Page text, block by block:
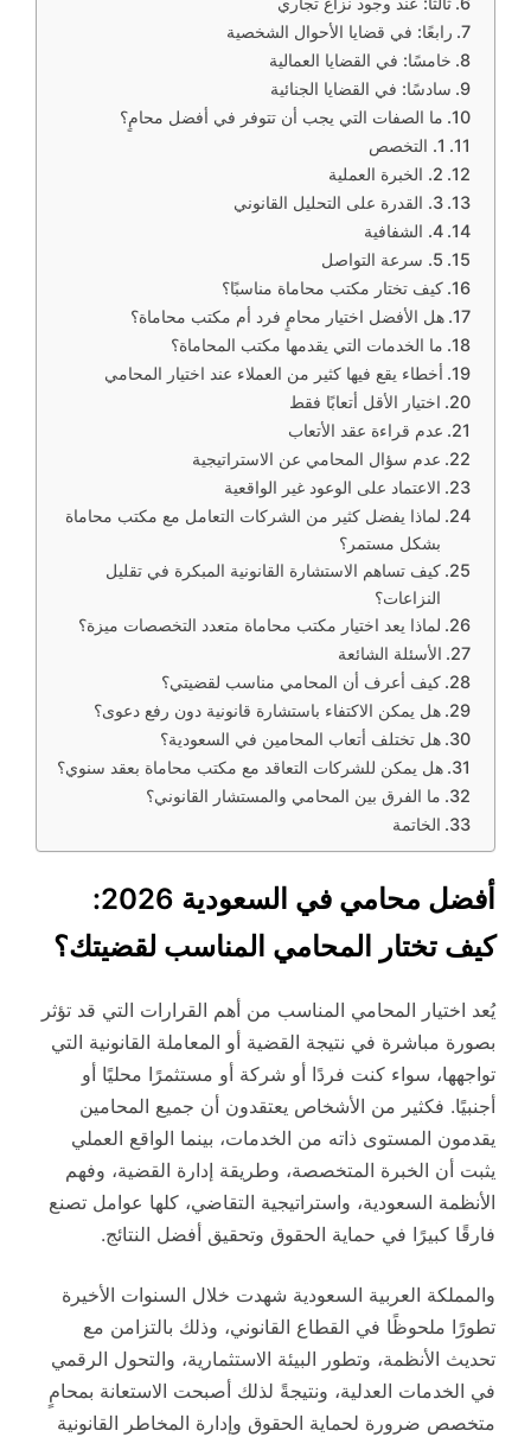
رابعًا: في قضايا الأحوال الشخصية
خامسًا: في القضايا العمالية
سادسًا: في القضايا الجنائية
ما الصفات التي يجب أن تتوفر في أفضل محامٍ؟
1. التخصص
2. الخبرة العملية
3. القدرة على التحليل القانوني
4. الشفافية
5. سرعة التواصل
كيف تختار مكتب محاماة مناسبًا؟
هل الأفضل اختيار محامٍ فرد أم مكتب محاماة؟
ما الخدمات التي يقدمها مكتب المحاماة؟
أخطاء يقع فيها كثير من العملاء عند اختيار المحامي
اختيار الأقل أتعابًا فقط
عدم قراءة عقد الأتعاب
عدم سؤال المحامي عن الاستراتيجية
الاعتماد على الوعود غير الواقعية
لماذا يفضل كثير من الشركات التعامل مع مكتب محاماة
بشكل مستمر؟
كيف تساهم الاستشارة القانونية المبكرة في تقليل
النزاعات؟
لماذا يعد اختيار مكتب محاماة متعدد التخصصات ميزة؟
الأسئلة الشائعة
كيف أعرف أن المحامي مناسب لقضيتي؟
هل يمكن الاكتفاء باستشارة قانونية دون رفع دعوى؟
هل تختلف أتعاب المحامين في السعودية؟
هل يمكن للشركات التعاقد مع مكتب محاماة بعقد سنوي؟
ما الفرق بين المحامي والمستشار القانوني؟
الخاتمة
أفضل محامي في السعودية 2026:
كيف تختار المحامي المناسب لقضيتك؟
يُعد اختيار المحامي المناسب من أهم القرارات التي قد تؤثر
بصورة مباشرة في نتيجة القضية أو المعاملة القانونية التي
تواجهها، سواء كنت فردًا أو شركة أو مستثمرًا محليًا أو
أجنبيًا. فكثير من الأشخاص يعتقدون أن جميع المحامين
يقدمون المستوى ذاته من الخدمات، بينما الواقع العملي
يثبت أن الخبرة المتخصصة، وطريقة إدارة القضية، وفهم
الأنظمة السعودية، واستراتيجية التقاضي، كلها عوامل تصنع
فارقًا كبيرًا في حماية الحقوق وتحقيق أفضل النتائج.
والمملكة العربية السعودية شهدت خلال السنوات الأخيرة
تطورًا ملحوظًا في القطاع القانوني، وذلك بالتزامن مع
تحديث الأنظمة، وتطور البيئة الاستثمارية، والتحول الرقمي
في الخدمات العدلية، ونتيجةً لذلك أصبحت الاستعانة بمحامٍ
متخصص ضرورة لحماية الحقوق وإدارة المخاطر القانونية